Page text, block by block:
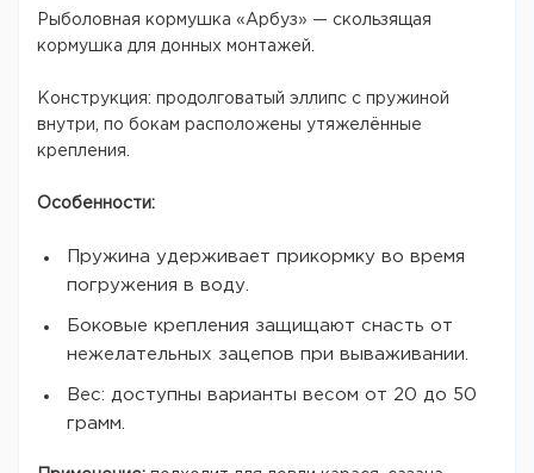
Рыболовная кормушка «Арбуз» — скользящая
кормушка для донных монтажей.
Конструкция: продолговатый эллипс с пружиной
внутри, по бокам расположены утяжелённые
крепления.
Особенности:
Пружина удерживает прикормку во время
погружения в воду.
Боковые крепления защищают снасть от
нежелательных зацепов при вываживании.
Вес: доступны варианты весом от 20 до 50
грамм.